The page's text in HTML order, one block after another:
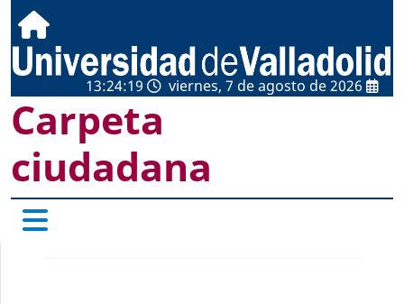
13:24:19 viernes, 7 de agosto de 2026
Carpeta
ciudadana